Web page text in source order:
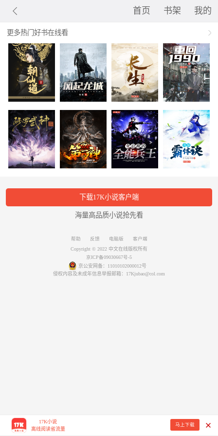
首页 书架 我的
更多热门好书在线看
下载17K小说客户端
海量高品质小说抢先看
帮助 反馈 电脑版
客户端
Copyright © 2022 中文在线版权所有
京ICP备09030667号-5
京公安网备：11010102000012号
侵权内容及未成年信息举报邮箱：17Kjubao@col.com
17K小说
离线阅读省流量
马上下载